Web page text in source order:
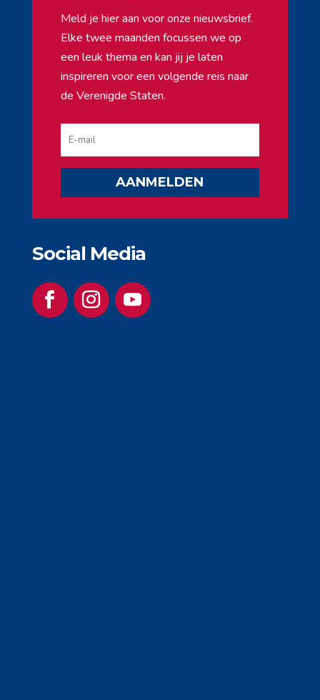
Meld je hier aan voor onze nieuwsbrief.
Elke twee maanden focussen we op
een leuk thema en kan jij je laten
inspireren voor een volgende reis naar
de Verenigde Staten.
AANMELDEN
Social Media